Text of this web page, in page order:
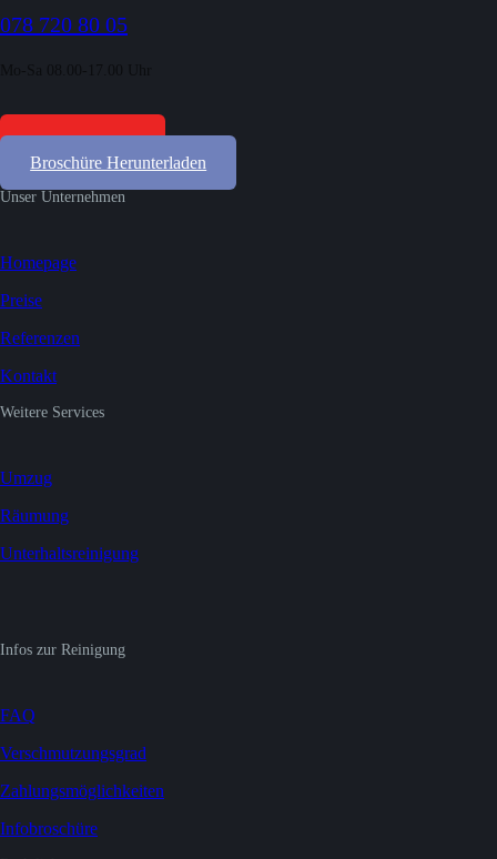
078 720 80 05
Gratis Offerten
Broschüre Herunterladen
Unser Unternehmen
Homepage
Preise
Referenzen
Kontakt
Weitere Services
Umzug
Räumung
Unterhaltsreinigung
Infos zur Reinigung
FAQ
Verschmutzungsgrad
Zahlungsmöglichkeiten
Infobroschüre